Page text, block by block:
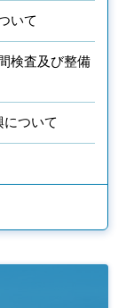
いて
検査及び整備
ついて